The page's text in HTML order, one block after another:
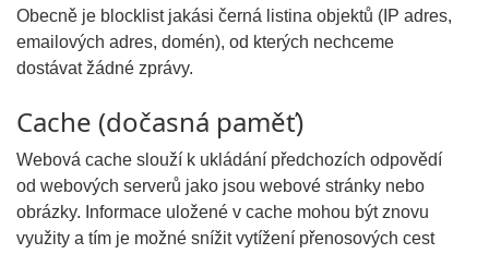
Obecně je blocklist jakási černá listina objektů (IP adres,
emailových adres, domén), od kterých nechceme
dostávat žádné zprávy.
Cache (dočasná paměť)
Webová cache slouží k ukládání předchozích odpovědí
od webových serverů jako jsou webové stránky nebo
obrázky. Informace uložené v cache mohou být znovu
využity a tím je možné snížit vytížení přenosových cest